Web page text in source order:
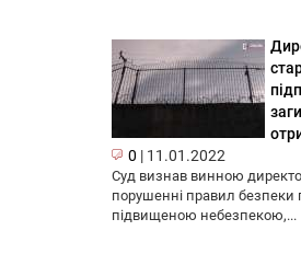
0 | 11.01.2022
Суд визнав винною
порушенні правил безпеки
підвищеною небезпекою,...